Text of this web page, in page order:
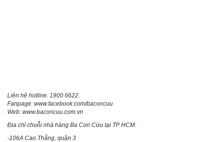
Liên hệ hotline: 1900 6622.
Fanpage: www.facebook.com/baconcuu
Web: www.baconcuu.com.vn
Địa chỉ chuỗi nhà hàng Ba Con Cừu tại TP HCM:
-106A Cao Thắng, quận 3